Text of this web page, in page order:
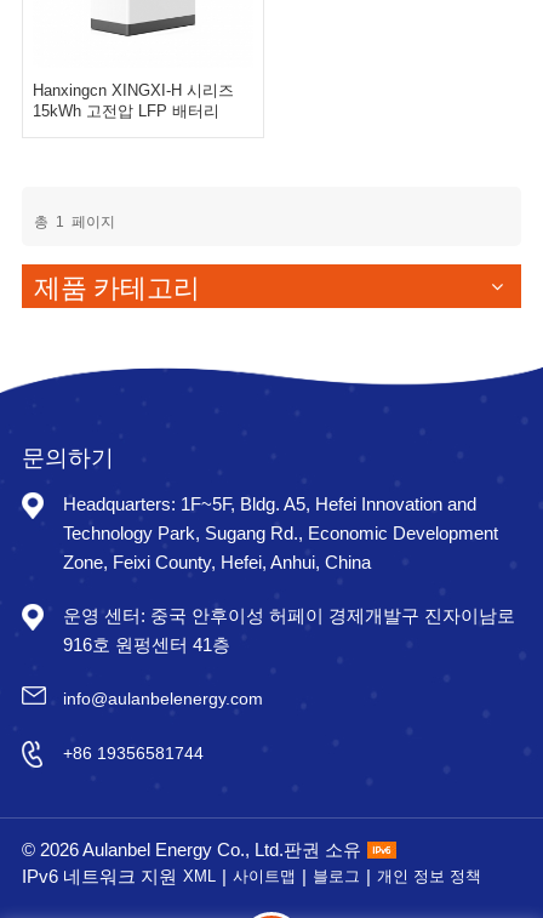
Hanxingcn XINGXI-H 시리즈
15kWh 고전압 LFP 배터리
총 1 페이지
제품 카테고리
문의하기
Headquarters: 1F~5F, Bldg. A5, Hefei Innovation and
Technology Park, Sugang Rd., Economic Development
Zone, Feixi County, Hefei, Anhui, China
운영 센터: 중국 안후이성 허페이 경제개발구 진자이남로
916호 원펑센터 41층
info@aulanbelenergy.com
+86 19356581744
© 2026 Aulanbel Energy Co., Ltd.판권 소유
IPv6 네트워크 지원 XML | 사이트맵 | 블로그 | 개인 정보 정책